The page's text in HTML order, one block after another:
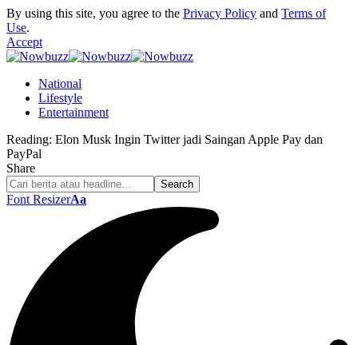
By using this site, you agree to the Privacy Policy and Terms of
Use.
Accept
National
Lifestyle
Entertainment
Reading: Elon Musk Ingin Twitter jadi Saingan Apple Pay dan
PayPal
Share
Font ResizerAa